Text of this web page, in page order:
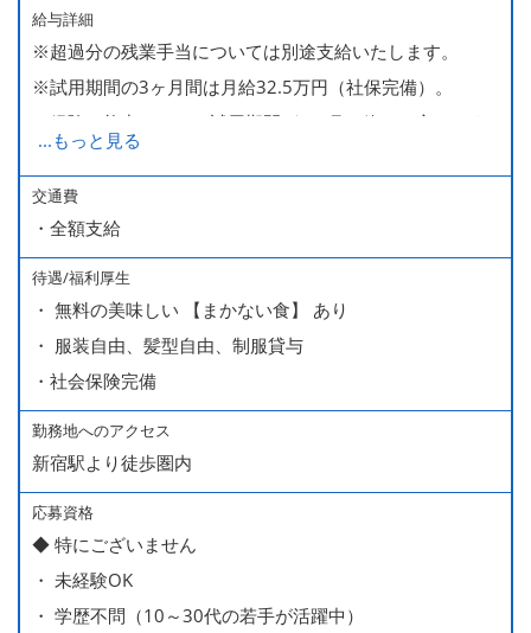
給与詳細
※超過分の残業手当については別途支給いたします。
※試用期間の3ヶ月間は月給32.5万円（社保完備）。
経験・能力により、試用期間が1ヶ月で終わる方もいま
す。
※上記月給には、一律支給のみなし残業手当（月65時間
分・10万円）を含んでいます。
■ 昇給（随時）
■ 賞与 年２回（夏・秋）約１ヶ月分
■ インセンティブ制度（月額約4万円～20万円）
＊店長・料理長候補・統括店長・統括料理長候補の場合
＜給与モデル＞
450万円／社員（20代・入社1年目・入籍予定のパートナ
ー持ち）
490万円／店長代理（20代・入社2年目・入社後に結婚。
ラブラブな新婚さん）
...もっと見る
交通費
・全額支給
待遇/福利厚生
・ 無料の美味しい 【まかない食】 あり
・ 服装自由、髪型自由、制服貸与
・社会保険完備
勤務地へのアクセス
新宿駅より徒歩圏内
応募資格
◆ 特にございません
・ 未経験OK
・ 学歴不問（10～30代の若手が活躍中）